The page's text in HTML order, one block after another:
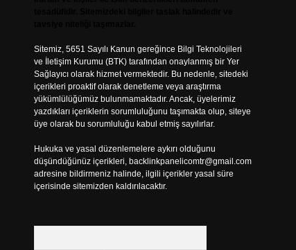
Sitemiz, 5651 Sayılı Kanun gereğince Bilgi Teknolojileri
ve İletişim Kurumu (BTK) tarafından onaylanmış bir Yer
Sağlayıcı olarak hizmet vermektedir. Bu nedenle, sitedeki
içerikleri proaktif olarak denetleme veya araştırma
yükümlülüğümüz bulunmamaktadır. Ancak, üyelerimiz
yazdıkları içeriklerin sorumluluğunu taşımakta olup, siteye
üye olarak bu sorumluluğu kabul etmiş sayılırlar.
Hukuka ve yasal düzenlemelere aykırı olduğunu
düşündüğünüz içerikleri, backlinkpanelicomtr@gmail.com
adresine bildirmeniz halinde, ilgili içerikler yasal süre
içerisinde sitemizden kaldırılacaktır.